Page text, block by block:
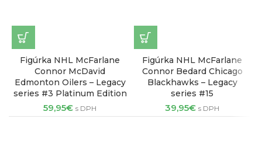
Figúrka NHL McFarlane
Connor McDavid
Edmonton Oilers – Legacy
series #3 Platinum Edition
59,95€ s DPH
Figúrka NHL McFarlane
Connor Bedard Chicago
Blackhawks – Legacy
series #15
39,95€ s DPH